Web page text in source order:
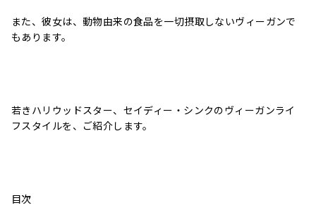
また、彼女は、動物由来の食品を一切摂取しないヴィーガンで
もあります。
若きハリウッドスター、セイディー・シンクのヴィーガンライ
フスタイルを、ご紹介します。
目次